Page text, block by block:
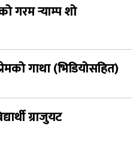
गरम र्‍याम्प शो
गाथा (भिडियोसहित)
ग्राजुयट